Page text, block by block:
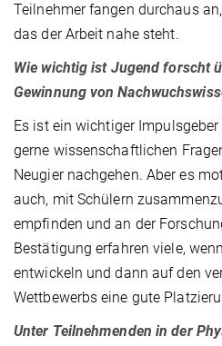
Teilnehmer fangen durchaus
das der Arbeit nahe steht.
Wie wichtig ist Jugend forscht
Gewinnung von
Es ist ein wichtiger
gerne wissenschaftlichen
Neugier nachgehen. Aber es
auch, mit Schülern
empfinden und an der
Bestätigung erfahren viele,
entwickeln und dann auf den
Wettbewerbs eine gute
Unter Teilnehmenden in der